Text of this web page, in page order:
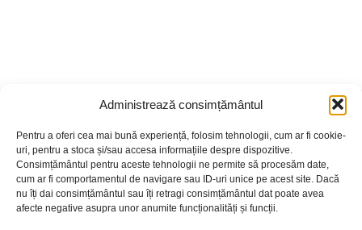
Administrează consimțământul
Pentru a oferi cea mai bună experiență, folosim tehnologii, cum ar fi cookie-
uri, pentru a stoca și/sau accesa informațiile despre dispozitive.
Consimțământul pentru aceste tehnologii ne permite să procesăm date,
cum ar fi comportamentul de navigare sau ID-uri unice pe acest site. Dacă
nu îți dai consimțământul sau îți retragi consimțământul dat poate avea
afecte negative asupra unor anumite funcționalități și funcții.
Alice Munro (10 iulie 1931-13 mai 2024)
În data de 10 iulie, sărbătorim pe autoarea canadiană Alice
Munro, câștigătoare a Premiului Nobel pentru Literatură în
anul 2013. Motivația juriului a fost aceea că scriitoarea este